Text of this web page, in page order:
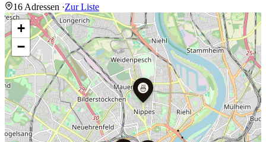
16 Adressen ·Zur Liste
🍜
+
−